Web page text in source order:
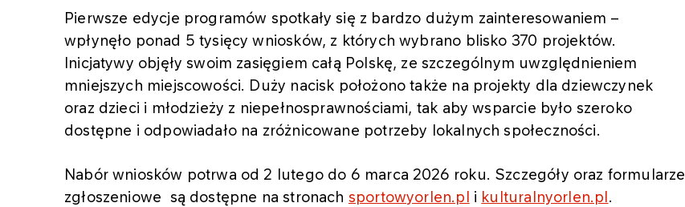
Pierwsze edycje programów spotkały się z bardzo dużym zainteresowaniem –
wpłynęło ponad 5 tysięcy wniosków, z których wybrano blisko 370 projektów.
Inicjatywy objęły swoim zasięgiem całą Polskę, ze szczególnym uwzględnieniem
mniejszych miejscowości. Duży nacisk położono także na projekty dla dziewczynek
oraz dzieci i młodzieży z niepełnosprawnościami, tak aby wsparcie było szeroko
dostępne i odpowiadało na zróżnicowane potrzeby lokalnych społeczności.
Nabór wniosków potrwa od 2 lutego do 6 marca 2026 roku. Szczegóły oraz formularze
zgłoszeniowe są dostępne na stronach sportowyorlen.pl i kulturalnyorlen.pl.